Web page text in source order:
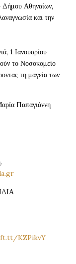
Δήμου Αθηναίων,
και την
1 Ιανουαρίου
το Νοσοκομείο
τη μαγεία των
Παπαγιάννη
KZPikvY